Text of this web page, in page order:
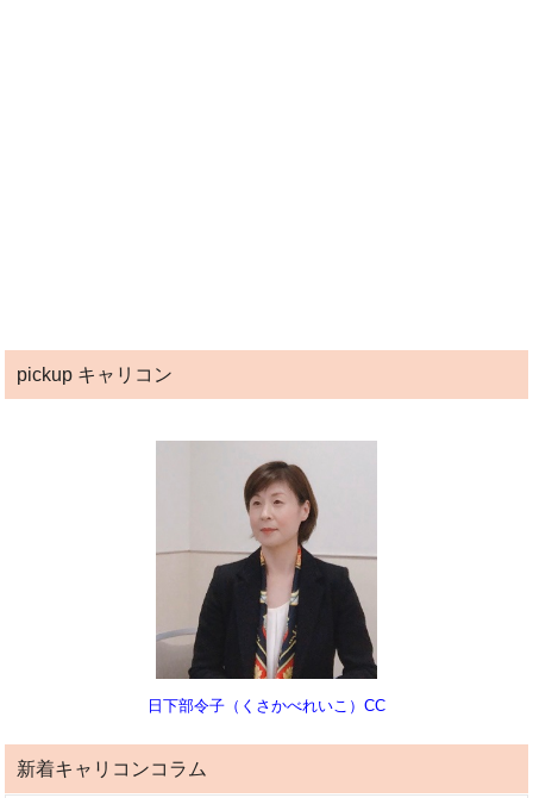
pickup キャリコン
日下部令子（くさかべれいこ）CC
新着キャリコンコラム